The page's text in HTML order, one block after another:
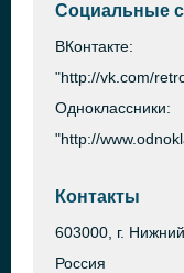
Социальные
ВКонтакте:
"http://vk.com/
Одноклассники:
"http://
Контакты
603000, г.
Россия